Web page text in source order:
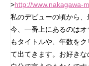
>http://www.nakagawa-
私のデビューの頃から、
今、一番上にあるのは
もタイトルや、年数を
て出てきます。お好き